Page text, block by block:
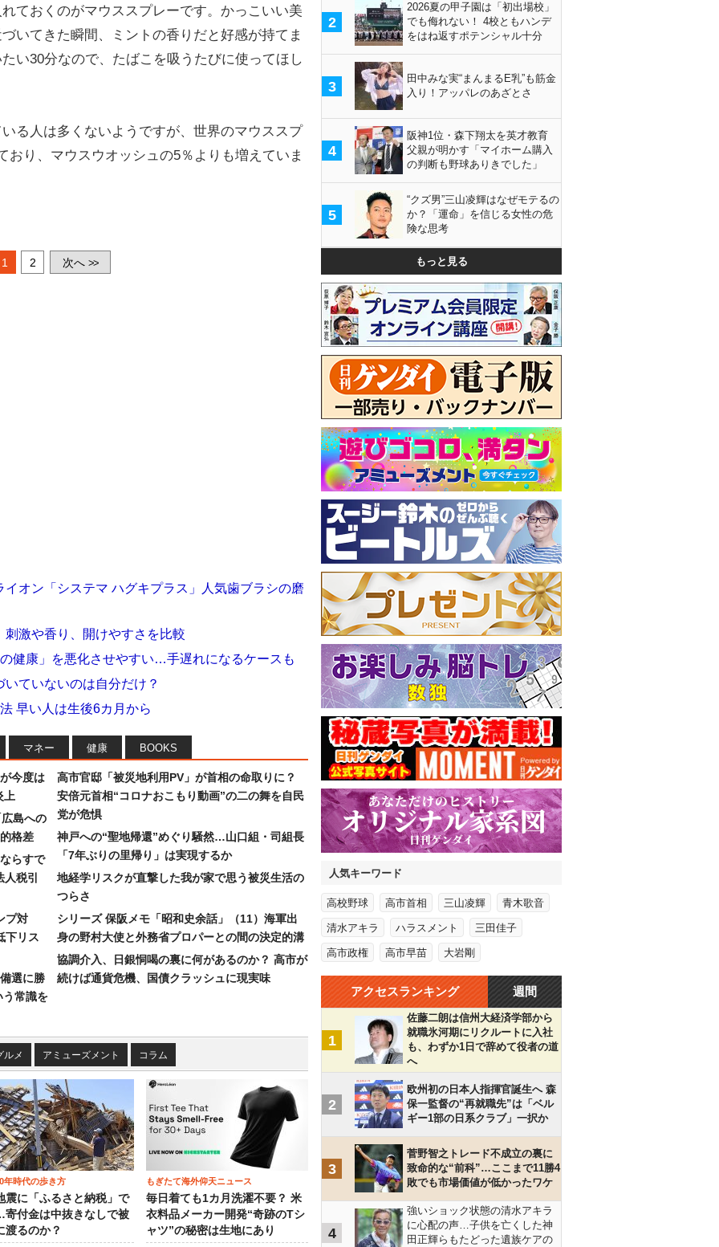
ておくのがマウススプレーです。かっこいい美
いてきた瞬間、ミントの香りだと好感が持てま
い30分なので、たばこを吸うたびに使ってほし
る人は多くないようですが、世界のマウススプ
おり、マウスウオッシュの5％よりも増えていま
1 2 次へ >>
オン「システマ ハグキプラス」人気歯ブラシの磨
激や香り、開けやすさを比較
健康」を悪化させやすい…手遅れになるケースも
ていないのは自分だけ？
早い人は生後6カ月から
マネー 健康 BOOKS
今度は
上
島への
格差
らすで
税引
プ対
下リス
選に勝
う常識を
高市官邸「被災地利用PV」が首相の命取りに？
安倍元首相“コロナおこもり動画”の二の舞を自民
党が危惧
神戸への“聖地帰還”めぐり騒然…山口組・司組長
「7年ぶりの里帰り」は実現するか
地経学リスクが直撃した我が家で思う被災生活の
つらさ
シリーズ 保阪メモ「昭和史余話」（11）海軍出
身の野村大使と外務省プロパーとの間の決定的溝
協調介入、日銀恫喝の裏に何があるのか？ 高市が
続けば通貨危機、国債クラッシュに現実味
ルメ アミューズメント コラム
年時代の歩き方
震に「ふるさと納税」で
付金は中抜きなしで被
渡るのか？
もぎたて海外仰天ニュース
毎日着ても1カ月洗濯不要？ 米
衣料品メーカー開発“奇跡のTシ
ャツ”の秘密は生地にあり
2
2026夏の甲子園は「初出場校」
でも侮れない！ 4校ともハンデ
をはね返すポテンシャル十分
3
田中みな実“まんまるE乳”も筋金
入り！アッパレのあざとさ
4
阪神1位・森下翔太を英才教育
父親が明かす「マイホーム購入
の判断も野球ありきでした」
5
“クズ男”三山凌輝はなぜモテるの
か？「運命」を信じる女性の危
険な思考
もっと見る
人気キーワード
高校野球 高市首相 三山凌輝 青木歌音
清水アキラ ハラスメント 三田佳子
高市政権 高市早苗 大岩剛
アクセスランキング 週間
1
佐藤二朗は信州大経済学部から
就職氷河期にリクルートに入社
も、わずか1日で辞めて役者の道
へ
2
欧州初の日本人指揮官誕生へ 森
保一監督の“再就職先”は「ベル
ギー1部の日系クラブ」一択か
3
菅野智之トレード不成立の裏に
致命的な“前科”…ここまで11勝4
敗でも市場価値が低かったワケ
4
強いショック状態の清水アキラ
に心配の声…子供を亡くした神
田正輝らもたどった遺族ケアの